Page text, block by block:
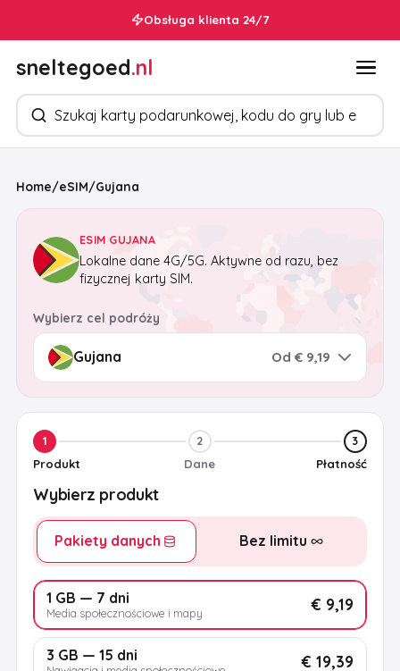
Obsługa klienta 24/7
sneltegoed.nl
Szukaj produktów
Home/eSIM/Gujana
ESIM GUJANA
Lokalne dane 4G/5G. Aktywne od razu, bez
fizycznej karty SIM.
Wybierz cel podróży
Od € 9,19
1
Produkt
2
Dane
3
Płatność
Wybierz produkt
Pakiety danych Bez limitu
1 GB — 7 dni
Media społecznościowe i mapy € 9,19
3 GB — 15 dni € 19,39